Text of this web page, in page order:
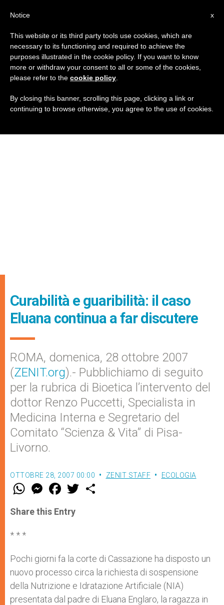
Curabilità e guaribilità: il caso
Eluana continua a far discutere
ROMA, domenica, 28 ottobre 2007
(ZENIT.org).- Pubblichiamo di seguito
per la rubrica di Bioetica l’intervento del
dottor Renzo Puccetti, Specialista in
Medicina Interna e Segretario del
Comitato “Scienza & Vita” di Pisa-
Livorno.
OTTOBRE 28, 2007 00:00 ZENIT STAFF ECOLOGIA
W
t
s
M
e
s
e
F
a
e
b
w
Share this Entry
* * *
Pochi giorni fa la corte di Cassazione ha disposto un
nuovo processo circa la richiesta di sospensione
della Nutrizione e Idratazione Artificiale (NIA)
presentata dal padre di Eluana Englaro, la ragazza in
x
Notice
This website or its third party tools use cookies, which are
necessary to its functioning and required to achieve the
purposes illustrated in the cookie policy. If you want to know
more or withdraw your consent to all or some of the cookies,
please refer to the cookie policy
By closing this banner, scrolling this page, clicking a link or
continuing to browse otherwise, you agree to the use of cookies.